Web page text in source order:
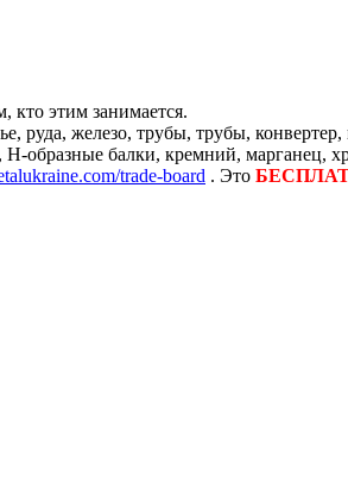
этим занимается.
железо, трубы, трубы, конвертер,
образные балки, кремний, марганец,
trade-board . Это